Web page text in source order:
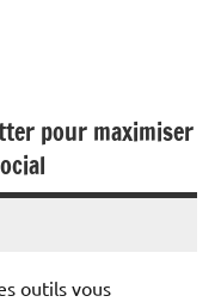
pour maximiser
outils vous